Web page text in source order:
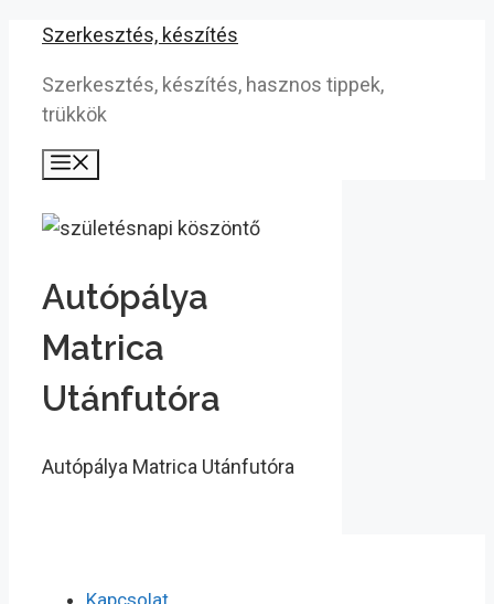
Kilépés
tartalomba
Szerkesztés, készítés
Szerkesztés, készítés, hasznos tippek,
trükkök
Autópálya
Matrica
Utánfutóra
Autópálya Matrica Utánfutóra